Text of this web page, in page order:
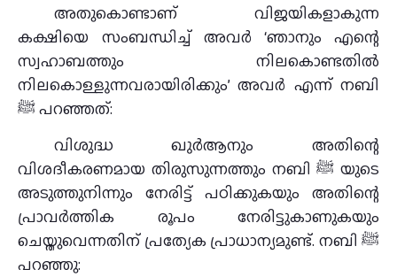
അതുകൊണ്ടാണ് വിജയികളാകുന്ന
കക്ഷിയെ സംബന്ധിച്ച് അവര്‍ ‘ഞാനും എന്റെ
സ്വഹാബത്തും നിലകൊണ്ടതില്‍
നിലകൊള്ളുന്നവരായിരിക്കും’ അവര്‍ എന്ന് നബി
ﷺ പറഞ്ഞത്:
വിശുദ്ധ ഖുര്‍ആനും അതിന്റെ
വിശദീകരണമായ തിരുസുന്നത്തും നബി ﷺ യുടെ
അടുത്തുനിന്നും നേരിട്ട് പഠിക്കുകയും അതിന്റെ
പ്രാവര്‍ത്തിക രൂപം നേരിട്ടുകാണുകയും
ചെയ്തുവെന്നതിന് പ്രത്യേക പ്രാധാന്യമുണ്ട്. നബി ﷺ
പറഞ്ഞു: